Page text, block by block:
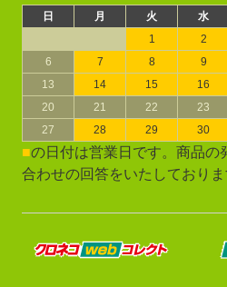
日 月 火 水
1
2
6
7 8 9
13
14 15 16
20
21 22 23
27
28 29 30
■の日付は営業日です。商品の
合わせの回答をいたしておりま